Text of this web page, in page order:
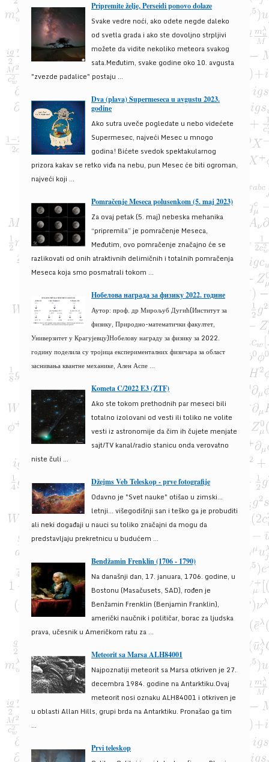
Pripremite želje, Perseidi ponovo dolaze
Svake vedre noći, ako odete negde daleko
od svetla grada i ako ste dovoljno strpljivi
možete da vidite nekoliko meteora svakog
sata.Međutim, svake godine oko 10. avgusta
"zvezde padalice" postaju ...
Dva (plava) Supermeseca u avgustu 2023.
godine
Ako sutra uveče pogledate u nebo videćete
Supermesec, najveći Mesec u mnogo
godina! Bićete svedok spektakularnog
prizora kakav se retko viđa na nebu, pun Mesec će biti ogroman,
najveći koji ...
Pomračenje Meseca polusenkom (5. maj 2023)
Za ovaj petak (5. maj) nebeska mehanika
“pripremila” je pomračenje Meseca,
Međutim, ovo pomračenje značajno će se
razlikovati od onih atraktivnih delimičnih i totalnih pomračenja
Meseca koja smo posmatrali tokom ...
Нобелова награда за физику 2022. године
Аутор: проф. др Мирољуб Дугић(Институт за
физику, Природно-математички факултет,
Универзитет у Крагујевцу)Нобелову награду за физику за 2022.
годину поделила су тројица експерименталних физичара за област
заснивања квантне механике, Ален Аспе ...
Kometa C/2022 E3 (ZTF)
Ako ste tokom prethodnih par meseci bili
totalno izolovani od vesti ili toliko ne volite
vesti iz astronomije da čim ih čujete menjate
sajt/TV kanal/radio stanicu onda verovatno
niste čuli ...
Džejms Veb Teleskop - prve fotografije
Odavno je "Svet nauke" otišao u zimski...
letnji... višegodišnji san i teško ga je probuditi
ali neki događaji u nauci su toliko značajni da mogu da
predstavljaju prekretnicu u budućem ...
Bendžamin Frenklin (1706 - 1790)
Na današnji dan, 17. januara, 1706. godine, u
Bostonu (Masačusets, SAD), rođen je
Benžamin Frenklin (Benjamin Franklin),
američki naučnik i političar, borac za ljudska
prava, učesnik u Američkom ratu za ...
Meteorit sa Marsa ALH84001
Najpoznatiji meteorit sa Marsa otkriven je 27.
decembra 1984. godine na Antarktiku.Ovaj
meteorit nosi oznaku ALH84001 i otkriven je
u oblasti Allan Hills, grupi brda na Antarktiku. Pronašao ga tim
...
Prvi teleskop